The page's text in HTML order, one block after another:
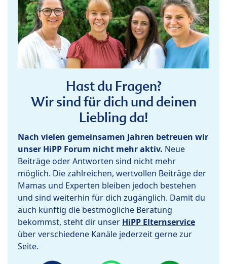
Hast du Fragen?
Wir sind für dich und deinen
Liebling da!
Nach vielen gemeinsamen Jahren betreuen wir
unser HiPP Forum nicht mehr aktiv. Neue
Beiträge oder Antworten sind nicht mehr
möglich. Die zahlreichen, wertvollen Beiträge der
Mamas und Experten bleiben jedoch bestehen
und sind weiterhin für dich zugänglich. Damit du
auch künftig die bestmögliche Beratung
bekommst, steht dir unser HiPP Elternservice
über verschiedene Kanäle jederzeit gerne zur
Seite.